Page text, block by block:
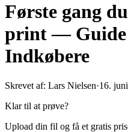
Første gang
print — Guide
Indkøbere
Skrevet af: Lars Nielsen·16.
Klar til at prøve?
Upload din fil og få et gratis